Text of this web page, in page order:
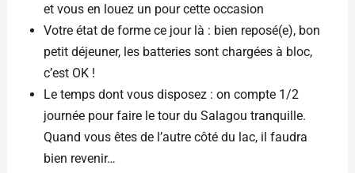
et vous en louez un pour cette occasion
Votre état de forme ce jour là : bien reposé(e), bon
petit déjeuner, les batteries sont chargées à bloc,
c’est OK !
Le temps dont vous disposez : on compte 1/2
journée pour faire le tour du Salagou tranquille.
Quand vous êtes de l’autre côté du lac, il faudra
bien revenir…